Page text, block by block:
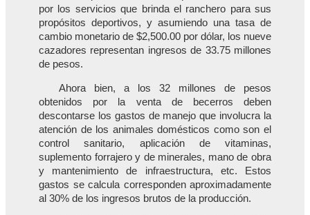
por los servicios que brinda el ranchero para sus
propósitos deportivos, y asumiendo una tasa de
cambio monetario de $2,500.00 por dólar, los nueve
cazadores representan ingresos de 33.75 millones
de pesos.
Ahora bien, a los 32 millones de pesos
obtenidos por la venta de becerros deben
descontarse los gastos de manejo que involucra la
atención de los animales domésticos como son el
control sanitario, aplicación de vitaminas,
suplemento forrajero y de minerales, mano de obra
y mantenimiento de infraestructura, etc. Estos
gastos se calcula corresponden aproximadamente
al 30% de los ingresos brutos de la producción.